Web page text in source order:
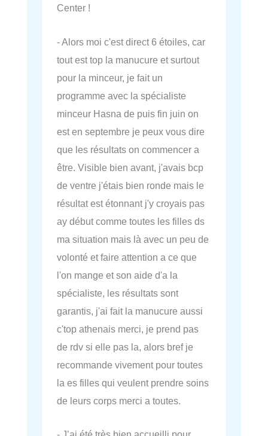
Center !
- Alors moi c'est direct 6 étoiles, car
tout est top la manucure et surtout
pour la minceur, je fait un
programme avec la spécialiste
minceur Hasna de puis fin juin on
est en septembre je peux vous dire
que les résultats on commencer a
être. Visible bien avant, j'avais bcp
de ventre j'étais bien ronde mais le
résultat est étonnant j'y croyais pas
ay début comme toutes les filles ds
ma situation mais là avec un peu de
volonté et faire attention a ce que
l'on mange et son aide d'a la
spécialiste, les résultats sont
garantis, j'ai fait la manucure aussi
c'top athenais merci, je prend pas
de rdv si elle pas la, alors bref je
recommande vivement pour toutes
la es filles qui veulent prendre soins
de leurs corps merci a toutes.